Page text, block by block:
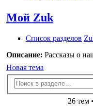
Мой Zuk
Список разделов
Описание: Рассказы о
Новая тема
26 тем